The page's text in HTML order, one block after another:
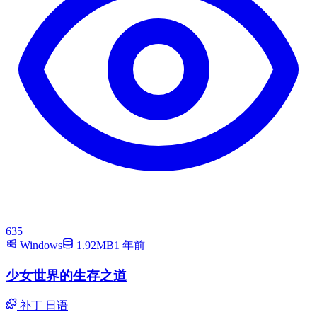
635
Windows
1.92MB1 年前
少女世界的生存之道
补丁 日语